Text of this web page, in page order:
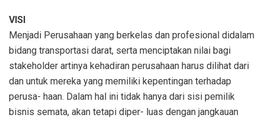
VISI
Menjadi Perusahaan yang berkelas dan profesional didalam
bidang transportasi darat, serta menciptakan nilai bagi
stakeholder artinya kehadiran perusahaan harus dilihat dari
dan untuk mereka yang memiliki kepentingan terhadap
perusa- haan. Dalam hal ini tidak hanya dari sisi pemilik
bisnis semata, akan tetapi diper- luas dengan jangkauan